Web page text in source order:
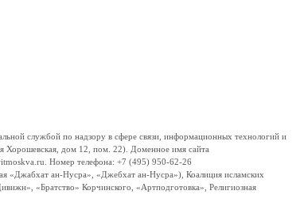
службой по надзору в сфере связи, информационных технологий и
Хорошевская, дом 12, пом. 22). Доменное имя сайта
Номер телефона: +7 (495) 950-62-26
«Джабхат ан-Нусра», «Джебхат ан-Нусра»), Коалиция исламских
«Братство» Корчинского, «Артподготовка», Религиозная